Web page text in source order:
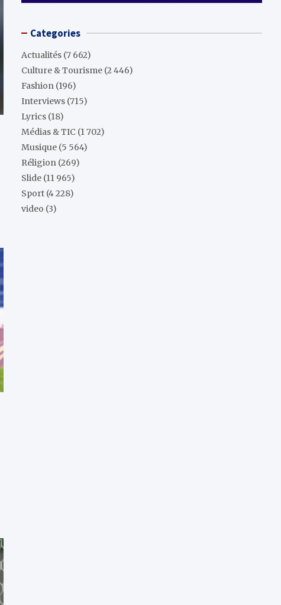
Categories
Actualités (7 662)
Culture & Tourisme (2 446)
Fashion (196)
Interviews (715)
Lyrics (18)
Médias & TIC (1 702)
Musique (5 564)
Réligion (269)
Slide (11 965)
Sport (4 228)
video (3)